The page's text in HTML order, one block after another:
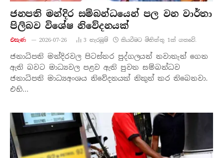
ජනපති මන්දිර සම්බන්ධයෙන් පල වන වාර්තා
පිලිබව විශේෂ නිවේදනයක්
එසැණ 2026-07-26 3 නැරඹු​ම් කියවීමට මිනිත්තු 1ක් ගතවේ.
ජනාධිපති මන්දිරවල පිටස්තර පුද්ගලයන් නවාතැන් ගෙන
ඇති බවට මාධ්‍යවල පළව ඇති පුවත සම්බන්ධව
ජනාධිපති මාධ්‍යඅංශය නිවේදනයක් නිකුත් කර තිබෙනවා.
එහි…